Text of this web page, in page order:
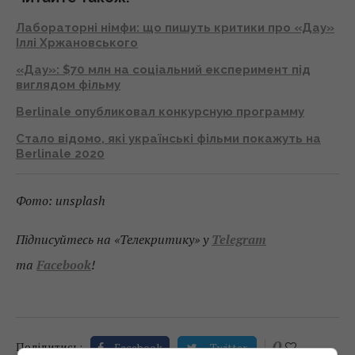
Лабораторні німфи: що пишуть критики про «Дау»
Іллі Хржановського
«Дау»: $70 млн на соціальний експеримент під
виглядом фільму
Berlinale опубликовал конкурсную программу
Стало відомо, які українські фільми покажуть на
Berlinale 2020
Фото: unsplash
Підписуйтесь на «Телекритику» у Telegram
та Facebook!
Поділитись: Facebook Twitter 0